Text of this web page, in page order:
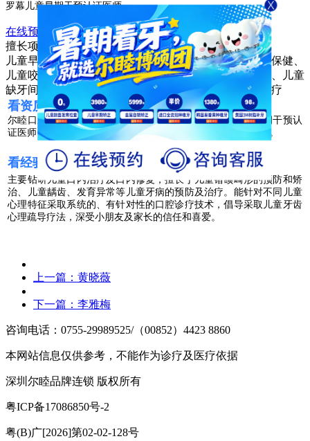
罗幕儿童早期干预认证医师
在线预约
咨询专家
擅长项目
儿童早期干预矫正、不良口腔习惯纠正、儿童口腔预防保健、
儿童咬合及颜面管理、儿童口腔常见病和疑难病的诊治、儿童
缺牙间隙保持、间隙扩展、善于与儿童沟通更好配合治疗
看资质、学历
尔睦口腔儿童专科医师，中华口腔医学会会员，罗慕儿童早期干预认
证医师，毕业于湖南中医药大学，从事口腔临床诊疗工作多年。
看经验、技术
主要钻研儿童口内治疗及口内修复，擅长于儿童错颌畸形的预防和矫
治、儿童龋齿、发育异常等儿童牙病的预防及治疗。 能针对不同儿童
心理特征采取系统的、有针对性的口腔诊疗技术，倡导采取儿童牙齿
心理疏导疗法，深受小朋友及家长的信任和喜爱。
上一篇： 黄晓薇
下一篇： 李雅梅
咨询电话：0755-29989525/（00852）4423 8860
本网站信息仅供参考，不能作为诊疗及医疗依据
深圳尔睦品牌连锁 版权所有
粤ICP备17086850号-2
粤(B)广[2026]第02-02-128号